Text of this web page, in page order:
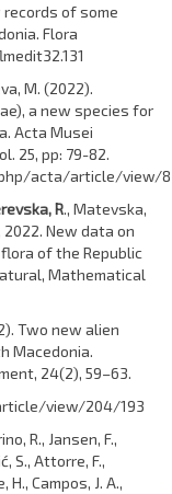
records of some
Flora
M. (2022).
a new species for
Acta Musei
25, pp: 79-82.
acta/article/view/
R., Matevska,
2022. New data on
of the Republic
Mathematical
Two new alien
Macedonia.
24(2), 59–63.
view/204/193
R., Jansen, F.,
S., Attorre, F.,
H., Campos, J. A.,